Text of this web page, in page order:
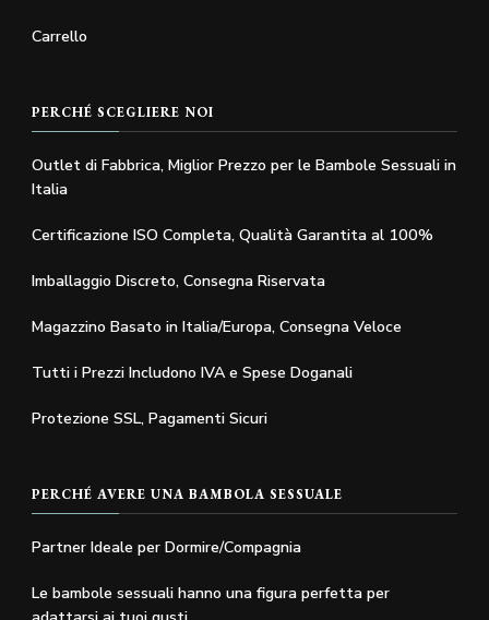
Carrello
PERCHÉ SCEGLIERE NOI
Outlet di Fabbrica, Miglior Prezzo per le Bambole Sessuali in
Italia
Certificazione ISO Completa, Qualità Garantita al 100%
Imballaggio Discreto, Consegna Riservata
Magazzino Basato in Italia/Europa, Consegna Veloce
Tutti i Prezzi Includono IVA e Spese Doganali
Protezione SSL, Pagamenti Sicuri
PERCHÉ AVERE UNA BAMBOLA SESSUALE
Partner Ideale per Dormire/Compagnia
Le bambole sessuali hanno una figura perfetta per